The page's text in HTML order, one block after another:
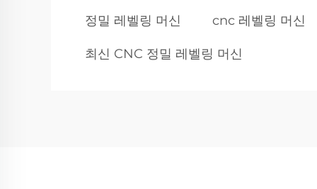
정밀 레벨링 머신 cnc 레벨링 머신
최신 CNC 정밀 레벨링 머신